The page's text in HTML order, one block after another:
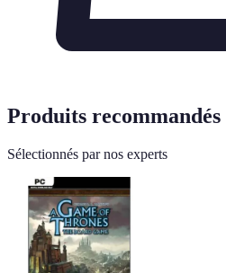
Produits recommandés
Sélectionnés par nos experts